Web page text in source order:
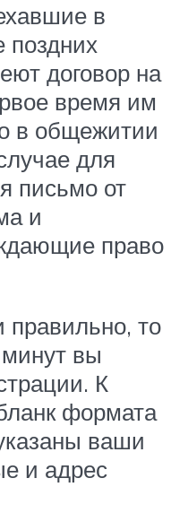
в
поздних
договор на
время им
в общежитии
для
письмо от
и
право
то
вы
К
формата
ваши
и адрес